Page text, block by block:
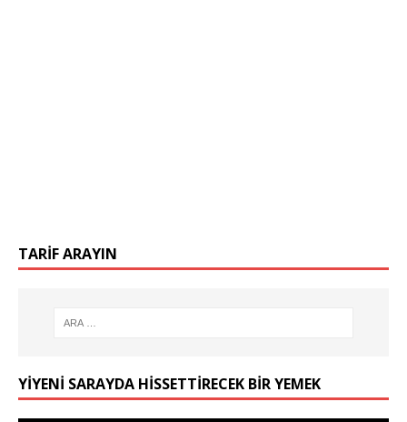
TARIF ARAYIN
YIYENI SARAYDA HISSETTIRECEK BIR YEMEK